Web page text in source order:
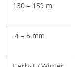
130 – 159 m
4 – 5 mm